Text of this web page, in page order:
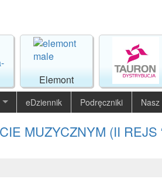
Elemont
eDziennik Podręczniki Nasz
MUZYCZNYM (II REJS